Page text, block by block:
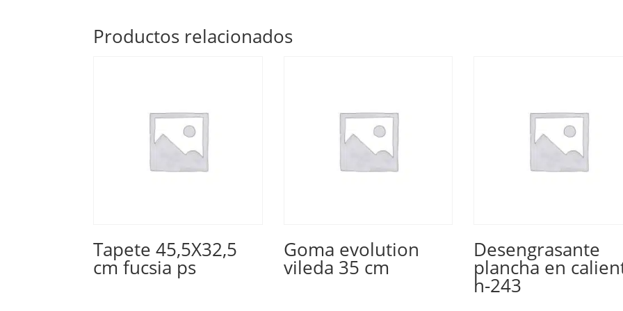
Productos relacionados
Tapete 45,5X32,5
cm fucsia ps
Goma evolution
vileda 35 cm
Desengrasante
plancha en
h-243